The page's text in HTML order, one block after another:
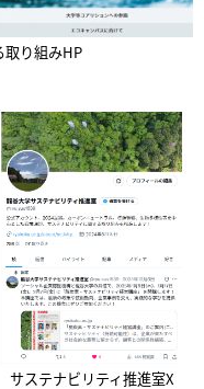
取り組みHP
サステナビリティ推進室X